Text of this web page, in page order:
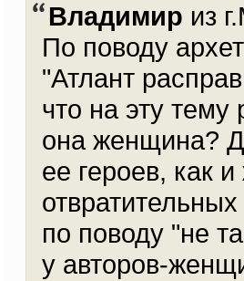
Владимир из
По поводу
"Атлант
что на эту тему
она женщина?
ее героев, как
по поводу "не
у авторов-